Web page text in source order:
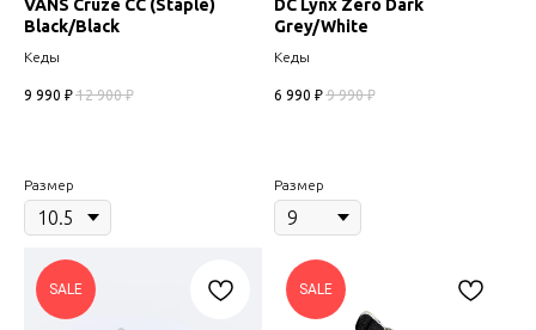
VANS Cruze CC (Staple)
Black/Black
Кеды
9 990 ₽ 12 900 ₽
Размер
DC Lynx Zero Dark
Grey/White
Кеды
6 990 ₽ 9 990 ₽
Размер
SALE SALE